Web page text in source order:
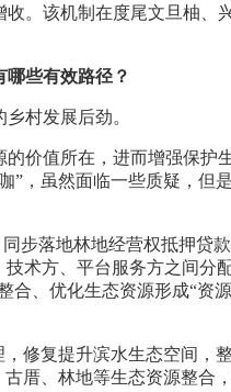
。该机制在度尾文旦柚、
些有效路径？
村发展后劲。
价值所在，进而增强保护
”，虽然面临一些质疑，但
步落地林地经营权抵押贷
术方、平台服务方之间分
、优化生态资源形成“资
修复提升滨水生态空间，
厝、林地等生态资源整合